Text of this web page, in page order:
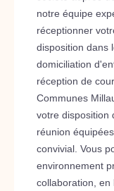
notre équipe
réceptionner
disposition dans
domiciliation
réception de
Communes
votre disposition
réunion
convivial. Vous
environnement
collaboration, en